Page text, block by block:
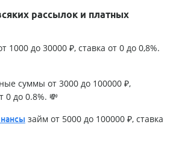
рассылок и платных
1000 до 30000 ₽, ставка от 0 до 0,8%.
суммы от 3000 до 100000 ₽,
0 до 0.8%. 💸
займ от 5000 до 100000 ₽, ставка